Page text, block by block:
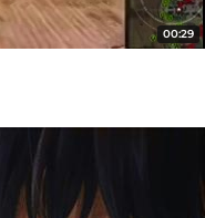
00:29